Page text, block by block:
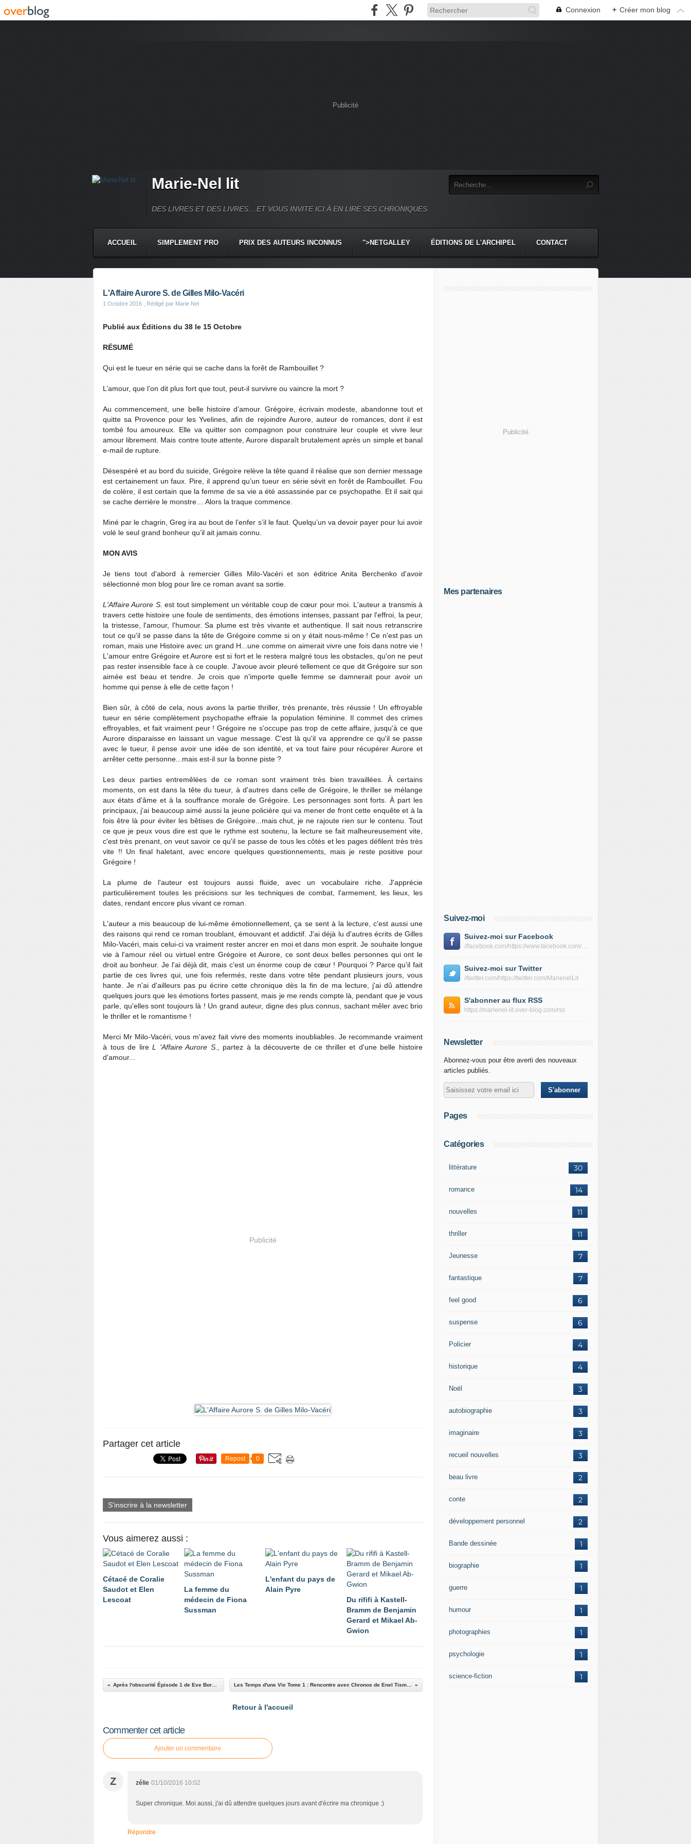
Connexion + Créer mon blog
Publicité
Marie-Nel lit
DES LIVRES ET DES LIVRES....ET VOUS INVITE ICI À EN LIRE SES CHRONIQUES
ACCUEIL SIMPLEMENT PRO PRIX DES AUTEURS INCONNUS ">NETGALLEY ÉDITIONS DE L'ARCHIPEL CONTACT
L'Affaire Aurore S. de Gilles Milo-Vacéri
1 Octobre 2016 , Rédigé par Marie Nel
Publié aux Éditions du 38 le 15 Octobre
RÉSUMÉ
Qui est le tueur en série qui se cache dans la forêt de Rambouillet ?
L’amour, que l’on dit plus fort que tout, peut-il survivre ou vaincre la mort ?
Au commencement, une belle histoire d’amour. Grégoire, écrivain modeste, abandonne tout et
quitte sa Provence pour les Yvelines, afin de rejoindre Aurore, auteur de romances, dont il est
tombé fou amoureux. Elle va quitter son compagnon pour construire leur couple et vivre leur
amour librement. Mais contre toute attente, Aurore disparaît brutalement après un simple et banal
e-mail de rupture.
Désespéré et au bord du suicide, Grégoire relève la tête quand il réalise que son dernier message
est certainement un faux. Pire, il apprend qu’un tueur en série sévit en forêt de Rambouillet. Fou
de colère, il est certain que la femme de sa vie a été assassinée par ce psychopathe. Et il sait qui
se cache derrière le monstre… Alors la traque commence.
Miné par le chagrin, Greg ira au bout de l’enfer s’il le faut. Quelqu’un va devoir payer pour lui avoir
volé le seul grand bonheur qu’il ait jamais connu.
MON AVIS
Je tiens tout d'abord à remercier Gilles Milo-Vacéri et son éditrice Anita Berchenko d'avoir
sélectionné mon blog pour lire ce roman avant sa sortie.
L'Affaire Aurore S. est tout simplement un véritable coup de cœur pour moi. L'auteur a transmis à
travers cette histoire une foule de sentiments, des émotions intenses, passant par l'effroi, la peur,
la tristesse, l'amour, l'humour. Sa plume est très vivante et authentique. Il sait nous retranscrire
tout ce qu'il se passe dans la tête de Grégoire comme si on y était nous-même ! Ce n'est pas un
roman, mais une Histoire avec un grand H...une comme on aimerait vivre une fois dans notre vie !
L'amour entre Grégoire et Aurore est si fort et le restera malgré tous les obstacles, qu'on ne peut
pas rester insensible face à ce couple. J'avoue avoir pleuré tellement ce que dit Grégoire sur son
aimée est beau et tendre. Je crois que n'importe quelle femme se damnerait pour avoir un
homme qui pense à elle de cette façon !
Bien sûr, à côté de cela, nous avons la partie thriller, très prenante, très réussie ! Un effroyable
tueur en série complètement psychopathe effraie la population féminine. Il commet des crimes
effroyables, et fait vraiment peur ! Grégoire ne s'occupe pas trop de cette affaire, jusqu'à ce que
Aurore disparaisse en laissant un vague message. C'est là qu'il va apprendre ce qu'il se passe
avec le tueur, il pense avoir une idée de son identité, et va tout faire pour récupérer Aurore et
arrêter cette personne...mais est-il sur la bonne piste ?
Les deux parties entremêlées de ce roman sont vraiment très bien travaillées. À certains
moments, on est dans la tête du tueur, à d'autres dans celle de Grégoire, le thriller se mélange
aux états d'âme et à la souffrance morale de Grégoire. Les personnages sont forts. À part les
principaux, j'ai beaucoup aimé aussi la jeune policière qui va mener de front cette enquête et à la
fois être là pour éviter les bêtises de Grégoire...mais chut, je ne rajoute rien sur le contenu. Tout
ce que je peux vous dire est que le rythme est soutenu, la lecture se fait malheureusement vite,
c'est très prenant, on veut savoir ce qu'il se passe de tous les côtés et les pages défilent très très
vite !! Un final haletant, avec encore quelques questionnements, mais je reste positive pour
Grégoire !
La plume de l'auteur est toujours aussi fluide, avec un vocabulaire riche. J'apprécie
particulièrement toutes les précisions sur les techniques de combat, l'armement, les lieux, les
dates, rendant encore plus vivant ce roman.
L'auteur a mis beaucoup de lui-même émotionnellement, ça se sent à la lecture, c'est aussi une
des raisons qui rend ce roman troublant, émouvant et addictif. J'ai déjà lu d'autres écrits de Gilles
Milo-Vacéri, mais celui-ci va vraiment rester ancrer en moi et dans mon esprit. Je souhaite longue
vie à l'amour réel ou virtuel entre Grégoire et Aurore, ce sont deux belles personnes qui ont le
droit au bonheur. Je l'ai déjà dit, mais c'est un énorme coup de cœur ! Pourquoi ? Parce qu'il fait
partie de ces livres qui, une fois refermés, reste dans votre tête pendant plusieurs jours, vous
hante. Je n'ai d'ailleurs pas pu écrire cette chronique dès la fin de ma lecture, j'ai dû attendre
quelques jours que les émotions fortes passent, mais je me rends compte là, pendant que je vous
parle, qu'elles sont toujours là ! Un grand auteur, digne des plus connus, sachant mêler avec brio
le thriller et le romantisme !
Merci Mr Milo-Vacéri, vous m'avez fait vivre des moments inoubliables. Je recommande vraiment
à tous de lireL 'Affaire Aurore S., partez à la découverte de ce thriller et d'une belle histoire
d'amour...
Publicité
Partager cet article
Repost 0
S'inscrire à la newsletter
Vous aimerez aussi :
Cétacé de Coralie
Saudot et Elen
Lescoat
La femme du
médecin de Fiona
Sussman
L'enfant du pays de
Alain Pyre
Du rififi à Kastell-
Bramm de Benjamin
Gerard et Mikael Ab-
Gwion
Les Temps d'une Vie Tome 1 : Rencontre avec Chronos de Enel Tismaé
Retour à l'accueil
Commenter cet article
Ajouter un commentaire
Z zélie 01/10/2016 10:02
Super chronique. Moi aussi, j'ai dû attendre quelques jours avant d'écrire ma chronique :)
Répondre
Publicité
Mes partenaires
Suivez-moi
Suivez-moi sur Facebook
//facebook.com/https://www.facebook.com/lecturesdemarienel/
Suivez-moi sur Twitter
//twitter.com/https://twitter.com/MarienelLit
S'abonner au flux RSS
https://marienel-lit.over-blog.com/rss
Newsletter
Abonnez-vous pour être averti des nouveaux
articles publiés.
Pages
Catégories
30
littérature
14
romance
11
nouvelles
11
thriller
7
Jeunesse
7
fantastique
6
feel good
6
suspense
4
Policier
4
historique
3
Noël
3
autobiographie
3
imaginaire
3
recueil nouvelles
2
beau livre
2
conte
2
développement personnel
1
Bande dessinée
1
biographie
1
guerre
1
humour
1
photographies
1
psychologie
1
science-fiction